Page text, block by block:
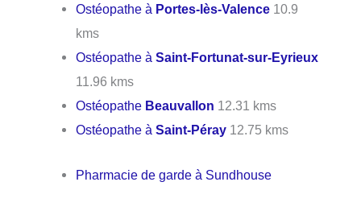
Ostéopathe à Portes-lès-Valence 10.9
kms
Ostéopathe àSaint-Fortunat-sur-Eyrieux
11.96 kms
Ostéopathe Beauvallon 12.31 kms
Ostéopathe àSaint-Péray 12.75 kms
Pharmacie de garde à Sundhouse